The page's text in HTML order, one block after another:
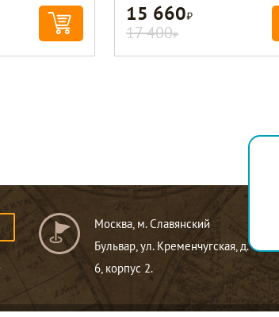
15 660Р
17 400Р
Москва, м. Славянский
Бульвар, ул. Кременчугская, д.
6, корпус 2.